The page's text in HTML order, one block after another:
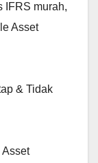
IFRS murah,
Asset
& Tidak